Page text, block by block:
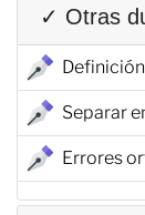
✓ Otras
Separar
Errores